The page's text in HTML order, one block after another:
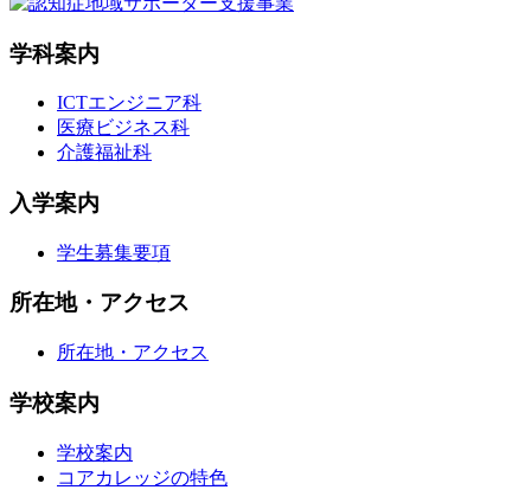
学科案内
ICTエンジニア科
医療ビジネス科
介護福祉科
入学案内
学生募集要項
所在地・アクセス
所在地・アクセス
学校案内
学校案内
コアカレッジの特色